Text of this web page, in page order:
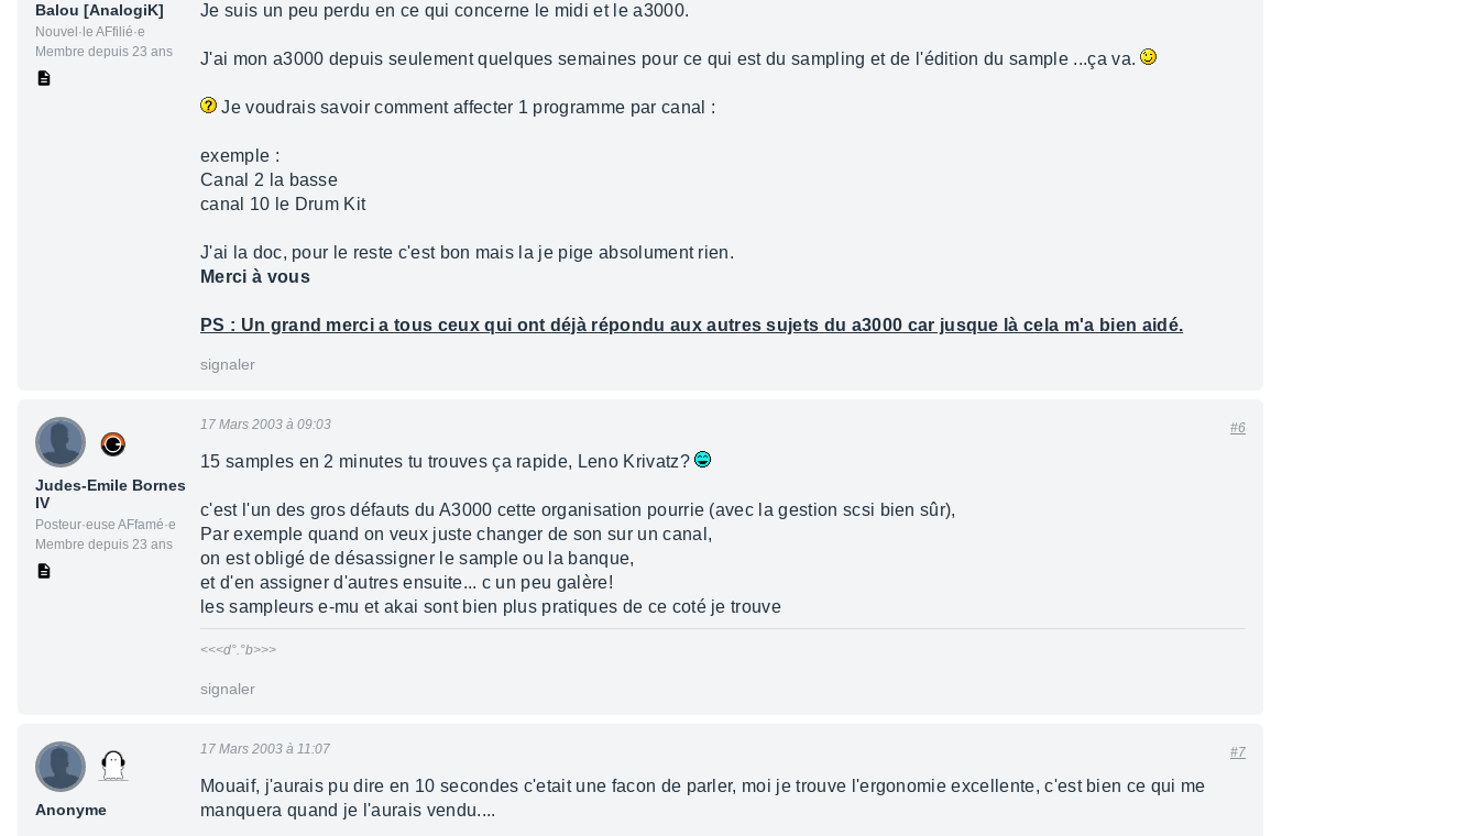
Balou [AnalogiK]
Nouvel·le AFfilié·e
Membre depuis 23 ans
Je suis un peu perdu en ce qui concerne le midi et le a3000.
J'ai mon a3000 depuis seulement quelques semaines pour ce qui est du sampling et de l'édition du sample ...ça va.
Je voudrais savoir comment affecter 1 programme par canal :
exemple :
Canal 2 la basse
canal 10 le Drum Kit
J'ai la doc, pour le reste c'est bon mais la je pige absolument rien.
Merci à vous
PS : Un grand merci a tous ceux qui ont déjà répondu aux autres sujets du a3000 car jusque là cela m'a bien aidé.
signaler
Judes-Emile Bornes
IV
Posteur·euse AFfamé·e
Membre depuis 23 ans
17 Mars 2003 à 09:03 #6
15 samples en 2 minutes tu trouves ça rapide, Leno Krivatz?
c'est l'un des gros défauts du A3000 cette organisation pourrie (avec la gestion scsi bien sûr),
Par exemple quand on veux juste changer de son sur un canal,
on est obligé de désassigner le sample ou la banque,
et d'en assigner d'autres ensuite... c un peu galère!
les sampleurs e-mu et akai sont bien plus pratiques de ce coté je trouve
<<<d°.°b>>>
signaler
Anonyme
17 Mars 2003 à 11:07 #7
Mouaif, j'aurais pu dire en 10 secondes c'etait une facon de parler, moi je trouve l'ergonomie excellente, c'est bien ce qui me
manquera quand je l'aurais vendu....